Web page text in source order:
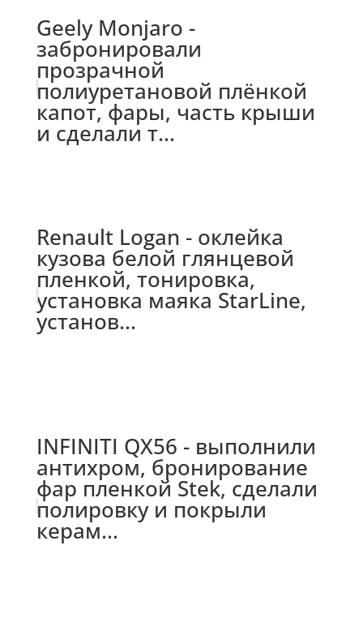
Geely Monjaro -
забронировали
прозрачной
полиуретановой плёнкой
капот, фары, часть крыши
и сделали т...
Renault Logan - оклейка
кузова белой глянцевой
пленкой, тонировка,
установка маяка StarLine,
установ...
INFINITI QX56 - выполнили
антихром, бронирование
фар пленкой Stek, сделали
полировку и покрыли
керам...